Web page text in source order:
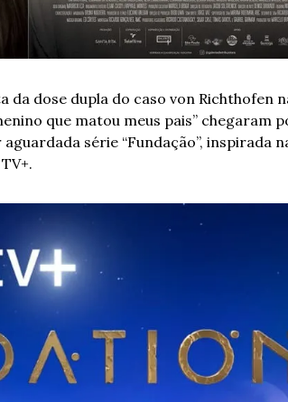
da dose dupla do caso von Richthofen
que matou meus pais” chegaram
série “Fundação”, inspirada